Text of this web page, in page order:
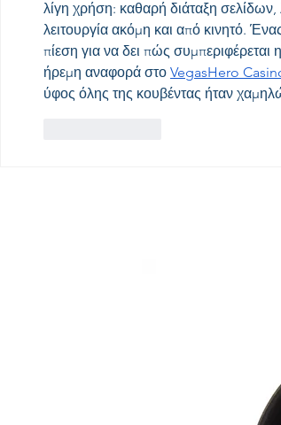
λίγη χρήση: καθαρή διάταξη σελίδων,
λειτουργία ακόμη και από κινητό.
πίεση για να δει πώς
ήρεμη αναφορά στο VegasHero
ύφος όλης της κουβέντας ήταν